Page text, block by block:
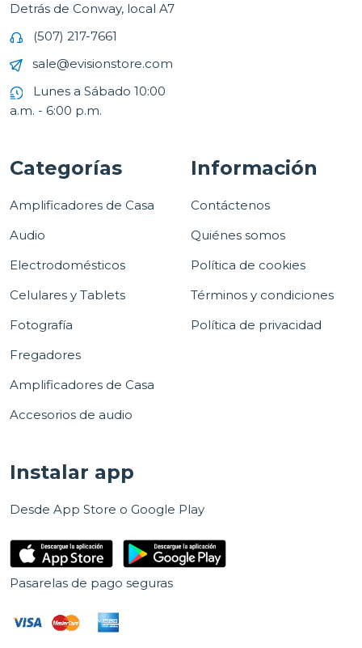
Detrás de Conway, local A7
(507) 217-7661
sale@evisionstore.com
Lunes a Sábado 10:00
a.m. - 6:00 p.m.
Categorías
Amplificadores de Casa
Audio
Electrodomésticos
Celulares y Tablets
Fotografía
Fregadores
Amplificadores de Casa
Accesorios de audio
Información
Contáctenos
Quiénes somos
Política de cookies
Términos y condiciones
Política de privacidad
Instalar app
Desde App Store o Google Play
Pasarelas de pago seguras